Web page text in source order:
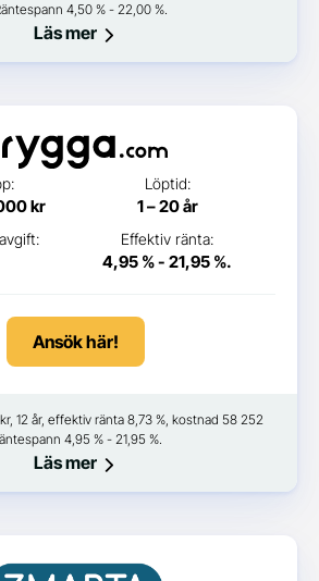
4,50 % - 22,00 %.
Läs mer
kr
Löptid:
1 – 20 år
Effektiv ränta:
4,95 % - 21,95 %.
Ansök här!
12 år, effektiv ränta 8,73 %, kostnad 58 252
4,95 % - 21,95 %.
Läs mer